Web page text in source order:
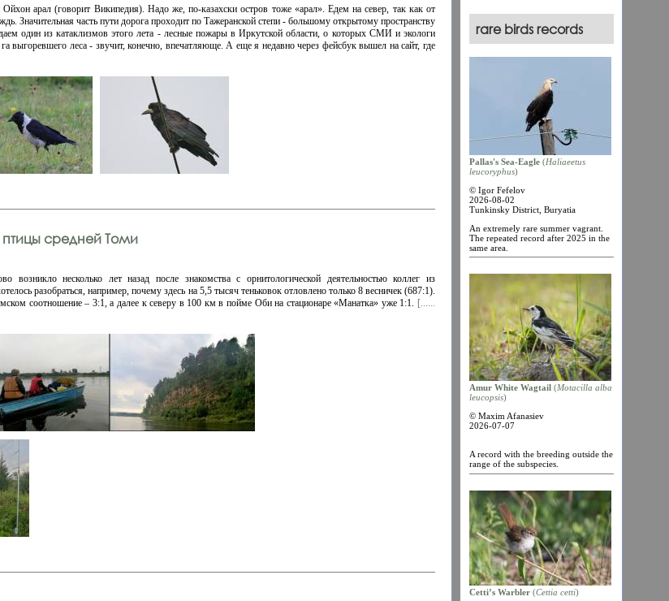
арал (говорит Википедия). Надо же, по-казахски остров тоже «арал». Едем на север, так как от
Значительная часть пути дорога проходит по Тажеранской степи - большому открытому пространству
один из катаклизмов этого лета - лесные пожары в Иркутской области, о которых СМИ и экологи
выгоревшего леса - звучит, конечно, впечатляюще. А еще я недавно через фейсбук вышел на сайт, где
птицы средней Томи
возникло несколько лет назад после знакомства с орнитологической деятельностью коллег из
разобраться, например, почему здесь на 5,5 тысяч теньковок отловлено только 8 весничек (687:1).
соотношение – 3:1, а далее к северу в 100 км в пойме Оби на стационаре «Манатка» уже 1:1. [......
rare birds records
Pallas's Sea-Eagle (Haliaеetus
leucoryphus)
© Igor Fefelov
2026-08-02
Tunkinsky District, Buryatia
An extremely rare summer vagrant.
The repeated record after 2025 in the
same area.
Amur White Wagtail (Motacilla alba
leucopsis)
© Maxim Afanasiev
2026-07-07
A record with the breeding outside the
range of the subspecies.
Cetti’s Warbler (Cettia cetti)